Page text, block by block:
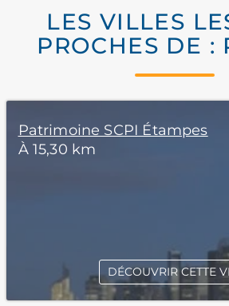
LES VILLES
PROCHES DE :
Patrimoine SCPI Étampes
À 15,30 km
DÉCOUVRIR CETTE